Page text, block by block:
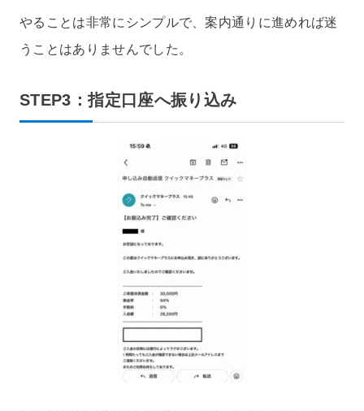
やることは非常にシンプルで、案内通りに進めれば迷
うことはありませんでした。
STEP3：指定口座へ振り込み